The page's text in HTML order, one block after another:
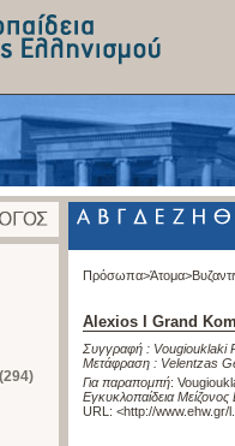
Πρόσωπα>Άτομα>
Alexios I Grand
Συγγραφή : Vougiouklaki
Μετάφραση : Velentzas
Για παραπομπή:
Εγκυκλοπαίδεια
URL: <http://www.ehw.gr/